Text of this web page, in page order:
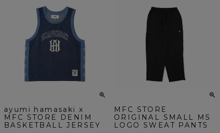
ayumi hamasaki x
MFC STORE DENIM
BASKETBALL JERSEY
MFC STORE
ORIGINAL SMALL MS
LOGO SWEAT PANTS